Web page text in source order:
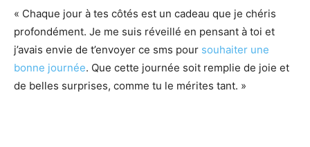
« Chaque jour à tes côtés est un cadeau que je chéris
profondément. Je me suis réveillé en pensant à toi et
j’avais envie de t’envoyer ce sms pour souhaiter une
bonne journée. Que cette journée soit remplie de joie et
de belles surprises, comme tu le mérites tant. »